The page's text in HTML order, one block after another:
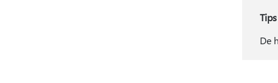
Tips
De